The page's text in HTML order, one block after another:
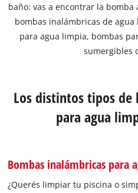
baño: vas a encontrar la
bombas inalámbricas de
para agua limpia, bombas
sumergibles
Los distintos tipos de
para agua
Bombas inalámbricas para
¿Querés limpiar tu piscina o